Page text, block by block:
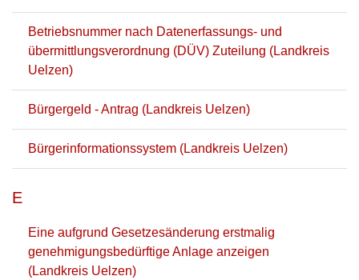
Betriebsnummer nach Datenerfassungs- und
übermittlungsverordnung (DÜV) Zuteilung (Landkreis
Uelzen)
Bürgergeld - Antrag (Landkreis Uelzen)
Bürgerinformationssystem (Landkreis Uelzen)
E
Eine aufgrund Gesetzesänderung erstmalig
genehmigungsbedürftige Anlage anzeigen
(Landkreis Uelzen)